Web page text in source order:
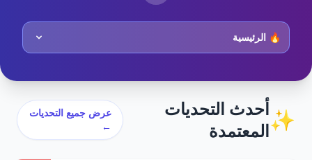
✨أحدث التحديات
المعتمدة
عرض جميع التحديات
←